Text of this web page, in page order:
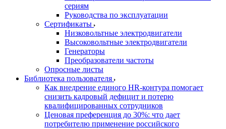
сериям
Руководства по эксплуатации
Сертификаты
Низковольтные электродвигатели
Высоковольтные электродвигатели
Генераторы
Преобразователи частоты
Опросные листы
Библиотека пользователя
Как внедрение единого HR-контура помогает
снизить кадровый дефицит и потерю
квалифицированных сотрудников
Ценовая преференция до 30%: что дает
потребителю применение российского